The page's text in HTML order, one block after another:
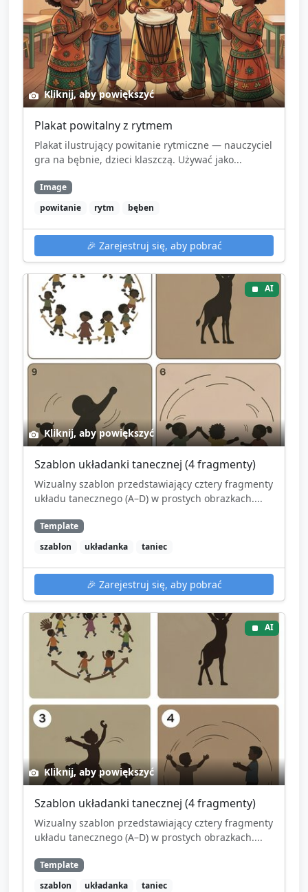
Kliknij, aby powiększyć
Plakat powitalny z rytmem
Plakat ilustrujący powitanie rytmiczne — nauczyciel
gra na bębnie, dzieci klaszczą. Używać jako...
Image
powitanie
rytm bęben
🎉 Zarejestruj się, aby pobrać
AI
Kliknij, aby powiększyć
Szablon układanki tanecznej (4 fragmenty)
Wizualny szablon przedstawiający cztery fragmenty
układu tanecznego (A–D) w prostych obrazkach....
Template
szablon
układanka taniec
🎉 Zarejestruj się, aby pobrać
AI
Kliknij, aby powiększyć
Szablon układanki tanecznej (4 fragmenty)
Wizualny szablon przedstawiający cztery fragmenty
układu tanecznego (A–D) w prostych obrazkach....
Template
szablon
układanka taniec